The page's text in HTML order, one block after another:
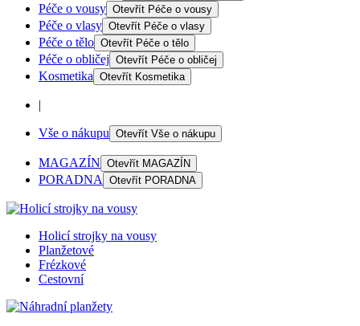
Péče o vousy Otevřít Péče o vousy
Péče o vlasy Otevřít Péče o vlasy
Péče o tělo Otevřít Péče o tělo
Péče o obličej Otevřít Péče o obličej
Kosmetika Otevřít Kosmetika
|
Vše o nákupu Otevřít Vše o nákupu
MAGAZÍN Otevřít MAGAZÍN
PORADNA Otevřít PORADNA
Holicí strojky na vousy
Planžetové
Frézkové
Cestovní